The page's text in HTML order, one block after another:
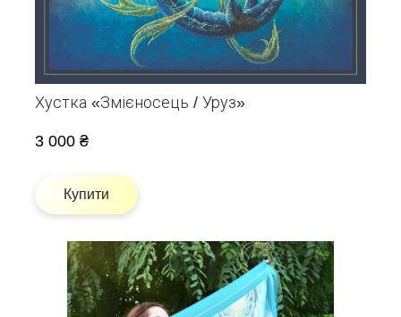
Хустка «Змієносець / Уруз»
3 000 ₴
Купити